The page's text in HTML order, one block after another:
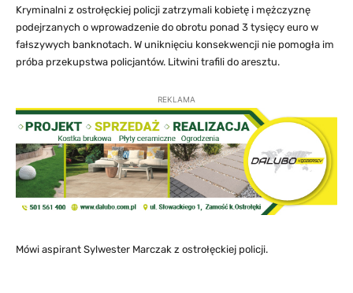
Kryminalni z ostrołęckiej policji zatrzymali kobietę i mężczyznę
podejrzanych o wprowadzenie do obrotu ponad 3 tysięcy euro w
fałszywych banknotach. W uniknięciu konsekwencji nie pomogła im
próba przekupstwa policjantów. Litwini trafili do aresztu.
REKLAMA
Mówi aspirant Sylwester Marczak z ostrołęckiej policji.